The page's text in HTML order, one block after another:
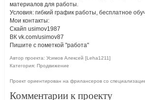
материалов для работы.
Условия: гибкий гpaфик paботы, бесплатное
Мои контакты:
Скайп usimov1987
ВК vk.com/usimov87
Пишите с пометкой "работа"
Автор проекта: Усимов Алексей [Leha1211]
Категория: Продвижение
Проект ориентирован на фрилансеров со
Комментарии к проекту